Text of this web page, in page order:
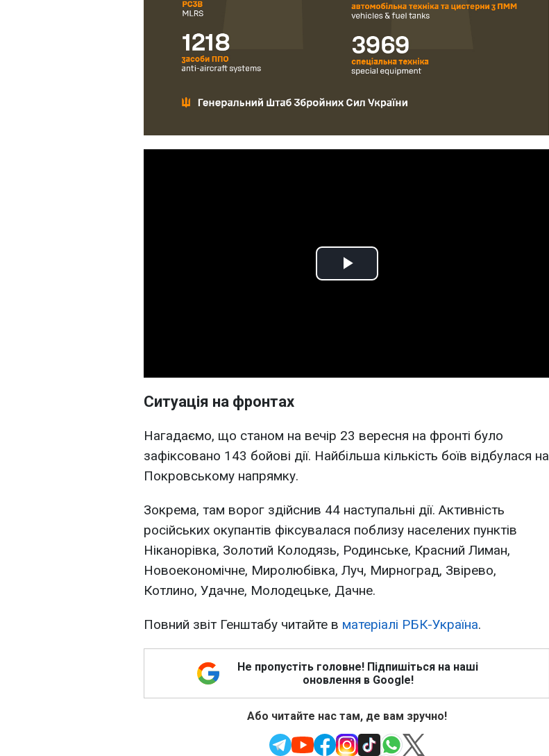
Play
Ситуація на фронтах
Нагадаємо, що станом на вечір 23 вересня на фронті було
зафіксовано 143 бойові дії. Найбільша кількість боїв відбулася на
Покровському напрямку.
Зокрема, там ворог здійснив 44 наступальні дії. Активність
російських окупантів фіксувалася поблизу населених пунктів
Ніканорівка, Золотий Колодязь, Родинське, Красний Лиман,
Новоекономічне, Миролюбівка, Луч, Мирноград, Звірево,
Котлино, Удачне, Молодецьке, Дачне.
Повний звіт Генштабу читайте в матеріалі РБК-Україна.
Не пропустіть головне! Підпишіться на наші
оновлення в Google!
Або читайте нас там, де вам зручно!